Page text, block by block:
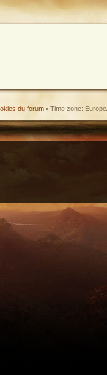
du forum • Time zone:
en charge le format iCal.